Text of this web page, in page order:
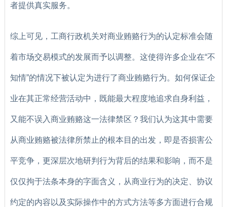
者提供真实服务。
综上可见，工商行政机关对商业贿赂行为的认定标准会随
着市场交易模式的发展而予以调整。这使得许多企业在“不
知情”的情况下被认定为进行了商业贿赂行为。如何保证企
业在其正常经营活动中，既能最大程度地追求自身利益，
又能不误入商业贿赂这一法律禁区？我们认为这其中需要
从商业贿赂被法律所禁止的根本目的出发，即是否损害公
平竞争，更深层次地研判行为背后的结果和影响，而不是
仅仅拘于法条本身的字面含义，从商业行为的决定、协议
约定的内容以及实际操作中的方式方法等多方面进行合规